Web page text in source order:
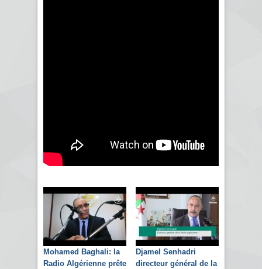
Mohamed Baghali: la
Radio Algérienne prête
Djamel Senhadri
directeur général de la